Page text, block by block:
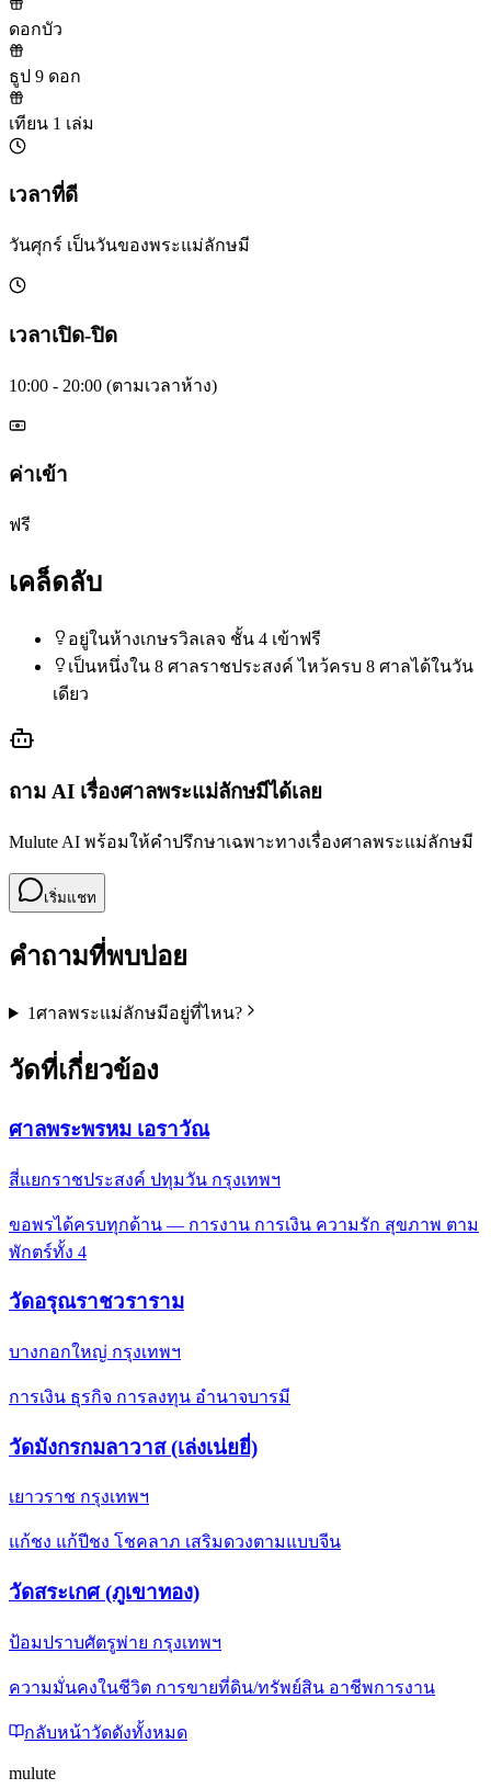
ดอกบัว
ธูป 9 ดอก
เทียน 1 เล่ม
เวลาที่ดี
วันศุกร์ เป็นวันของพระแม่ลักษมี
เวลาเปิด-ปิด
10:00 - 20:00 (ตามเวลาห้าง)
ค่าเข้า
ฟรี
เคล็ดลับ
อยู่ในห้างเกษรวิลเลจ ชั้น 4 เข้าฟรี
เป็นหนึ่งใน 8 ศาลราชประสงค์ ไหว้ครบ 8 ศาลได้ในวัน
เดียว
ถาม AI เรื่องศาลพระแม่ลักษมีได้เลย
Mulute AI พร้อมให้คำปรึกษาเฉพาะทางเรื่องศาลพระแม่ลักษมี
เริ่มแชท
คำถามที่พบบ่อย
1ศาลพระแม่ลักษมีอยู่ที่ไหน?
วัดที่เกี่ยวข้อง
ศาลพระพรหม เอราวัณ
สี่แยกราชประสงค์ ปทุมวัน กรุงเทพฯ
ขอพรได้ครบทุกด้าน — การงาน การเงิน ความรัก สุขภาพ ตาม
พักตร์ทั้ง 4
วัดอรุณราชวราราม
บางกอกใหญ่ กรุงเทพฯ
การเงิน ธุรกิจ การลงทุน อำนาจบารมี
วัดมังกรกมลาวาส (เล่งเน่ยยี่)
เยาวราช กรุงเทพฯ
แก้ชง แก้ปีชง โชคลาภ เสริมดวงตามแบบจีน
วัดสระเกศ (ภูเขาทอง)
ป้อมปราบศัตรูพ่าย กรุงเทพฯ
ความมั่นคงในชีวิต การขายที่ดิน/ทรัพย์สิน อาชีพการงาน
กลับหน้าวัดดังทั้งหมด
mulute